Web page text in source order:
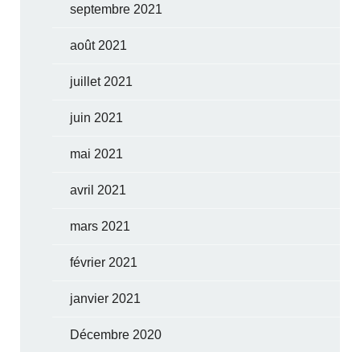
septembre 2021
août 2021
juillet 2021
juin 2021
mai 2021
avril 2021
mars 2021
février 2021
janvier 2021
Décembre 2020